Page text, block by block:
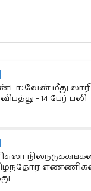
வேன் மீது
– 14 பேர் பலி